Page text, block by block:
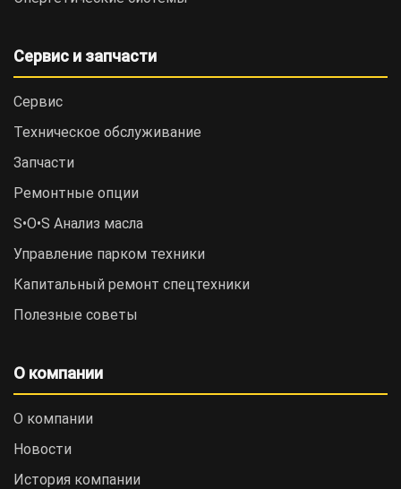
Сервис и запчасти
Сервис
Техническое обслуживание
Запчасти
Ремонтные опции
S•O•S Анализ масла
Управление парком техники
Капитальный ремонт спецтехники
Полезные советы
О компании
О компании
Новости
История компании